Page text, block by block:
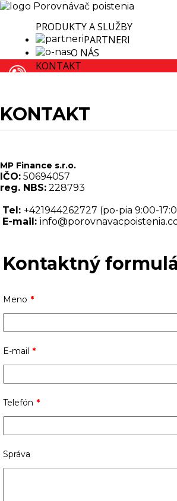
Produkty
a
Partneri
Kontakt
PRODUKTY A SLUŽBY
PARTNERI
O NÁS
KONTAKT
KONTAKT
MP Finance s.r.o.
IČO: 50694057
reg. NBS: 228793
Tel: +421944262727 (po-pia 9:00-
E-mail:
Kontaktný
Meno *
E-mail *
Telefón *
Správa